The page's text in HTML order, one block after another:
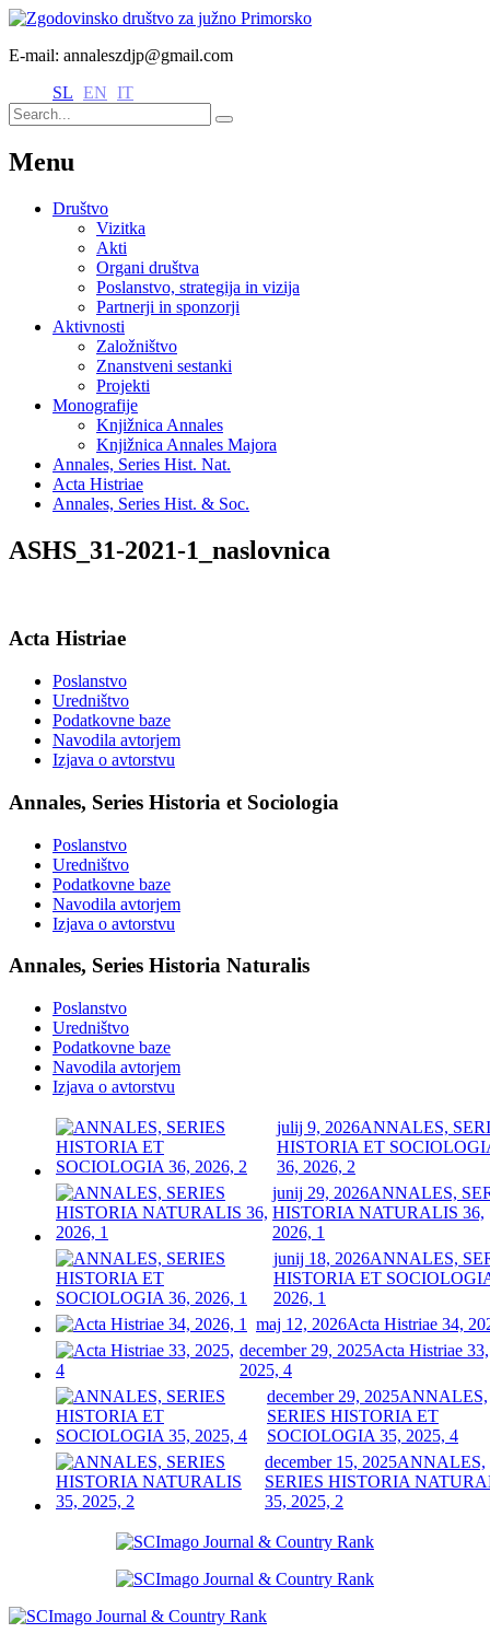
E-mail: annaleszdjp@gmail.com
SL EN IT
Menu
Društvo
Vizitka
Akti
Organi društva
Poslanstvo, strategija in vizija
Partnerji in sponzorji
Aktivnosti
Založništvo
Znanstveni sestanki
Projekti
Monografije
Knjižnica Annales
Knjižnica Annales Majora
Annales, Series Hist. Nat.
Acta Histriae
Annales, Series Hist. & Soc.
ASHS_31-2021-1_naslovnica
Acta Histriae
Poslanstvo
Uredništvo
Podatkovne baze
Navodila avtorjem
Izjava o avtorstvu
Annales, Series Historia et Sociologia
Poslanstvo
Uredništvo
Podatkovne baze
Navodila avtorjem
Izjava o avtorstvu
Annales, Series Historia Naturalis
Poslanstvo
Uredništvo
Podatkovne baze
Navodila avtorjem
Izjava o avtorstvu
julij 9, 2026ANNALES,
HISTORIA ET
36, 2026, 2
junij 29, 2026ANNALES,
HISTORIA NATURALIS 36,
2026, 1
junij 18, 2026ANNALES,
HISTORIA ET
2026, 1
maj 12, 2026Acta Histriae 34,
december 29, 2025Acta Histriae 33,
2025, 4
december 29, 2025ANNALES,
SERIES HISTORIA ET
SOCIOLOGIA 35, 2025, 4
december 15, 2025ANNALES,
SERIES HISTORIA
35, 2025, 2